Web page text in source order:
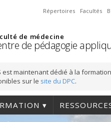
Répertoires Facultés
de médecine
de pédagogie
est maintenant dédié à la
sur le site du DPC.